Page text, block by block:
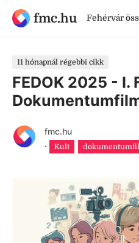
fmc.hu Fehérvár
11 hónapnál régebbi cikk
FEDOK 2025 - I.
fmc.hu
·
Kult